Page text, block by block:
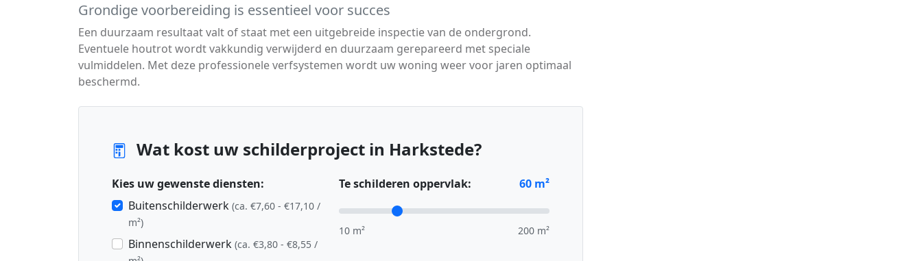
Grondige voorbereiding is essentieel voor succes
Een duurzaam resultaat valt of staat met een uitgebreide inspectie van de ondergrond.
Eventuele houtrot wordt vakkundig verwijderd en duurzaam gerepareerd met speciale
vulmiddelen. Met deze professionele verfsystemen wordt uw woning weer voor jaren optimaal
beschermd.
Wat kost uw schilderproject in Harkstede?
Kies uw gewenste diensten:
Buitenschilderwerk (ca. €7,60 - €17,10 /
m²)
Binnenschilderwerk (ca. €3,80 - €8,55 /
Te schilderen oppervlak: 60 m²
10 m² 200 m²